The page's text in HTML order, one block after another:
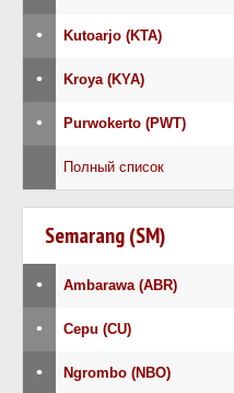
• Kutoarjo (KTA)
• Kroya (KYA)
• Purwokerto (PWT)
Полный список
Semarang (SM)
• Ambarawa (ABR)
• Cepu (CU)
• Ngrombo (NBO)